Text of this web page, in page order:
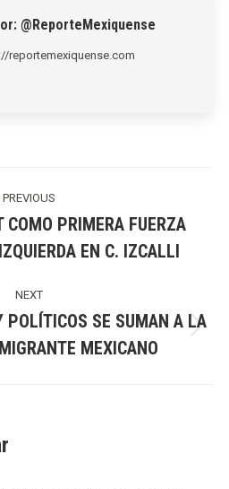
@ReporteMexiquense
reportemexiquense.com
PREVIOUS
post:
COMO PRIMERA FUERZA
EN C. IZCALLI
NEXT
post:
POLÍTICOS SE SUMAN A LA
MEXICANO